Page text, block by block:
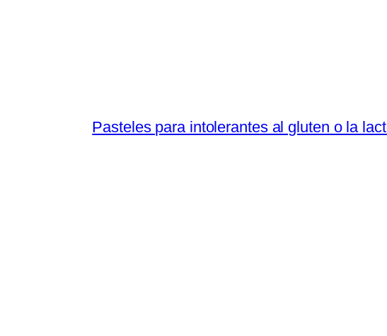
Pasteles para intolerantes al gluten o la